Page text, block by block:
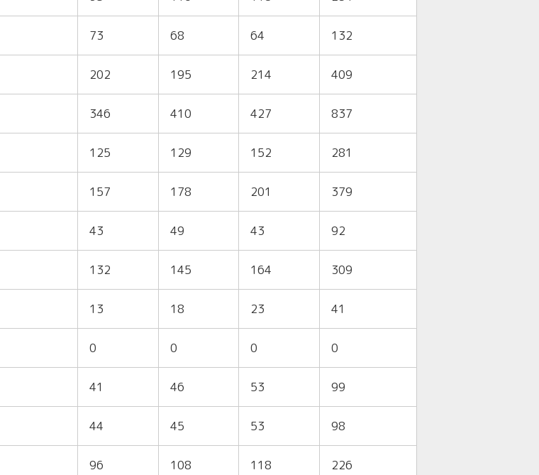
73 68 64 132
202 195 214 409
346 410 427 837
125 129 152 281
157 178 201 379
43 49 43 92
132 145 164 309
13 18 23 41
0 0 0 0
41 46 53 99
44 45 53 98
96 108 118 226